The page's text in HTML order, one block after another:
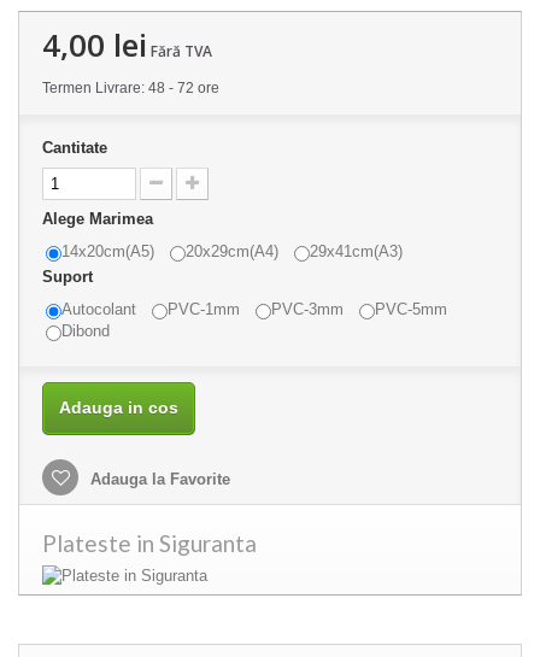
4,00 lei Fără TVA
Termen Livrare: 48 - 72 ore
Cantitate
Alege Marimea
14x20cm(A5)
20x29cm(A4)
29x41cm(A3)
Suport
Autocolant
PVC-1mm PVC-3mm
PVC-5mm
Dibond
Adauga in cos
Adauga la Favorite
Plateste in Siguranta